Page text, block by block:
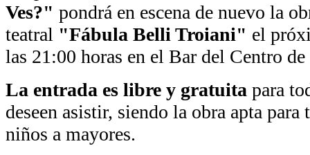
Ves?" pondrá en escena de nuevo la
teatral "Fábula Belli Troiani" el
las 21:00 horas en el Bar del Centro
La entrada es libre y gratuita para
deseen asistir, siendo la obra apta
niños a mayores.